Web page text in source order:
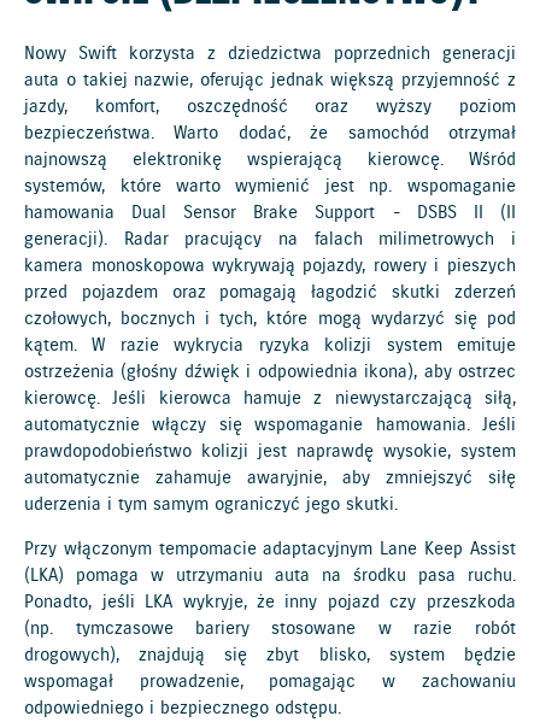
Nowy Swift korzysta z dziedzictwa poprzednich generacji
auta o takiej nazwie, oferując jednak większą przyjemność z
jazdy, komfort, oszczędność oraz wyższy poziom
bezpieczeństwa. Warto dodać, że samochód otrzymał
najnowszą elektronikę wspierającą kierowcę. Wśród
systemów, które warto wymienić jest np. wspomaganie
hamowania Dual Sensor Brake Support - DSBS II (II
generacji). Radar pracujący na falach milimetrowych i
kamera monoskopowa wykrywają pojazdy, rowery i pieszych
przed pojazdem oraz pomagają łagodzić skutki zderzeń
czołowych, bocznych i tych, które mogą wydarzyć się pod
kątem. W razie wykrycia ryzyka kolizji system emituje
ostrzeżenia (głośny dźwięk i odpowiednia ikona), aby ostrzec
kierowcę. Jeśli kierowca hamuje z niewystarczającą siłą,
automatycznie włączy się wspomaganie hamowania. Jeśli
prawdopodobieństwo kolizji jest naprawdę wysokie, system
automatycznie zahamuje awaryjnie, aby zmniejszyć siłę
uderzenia i tym samym ograniczyć jego skutki.
Przy włączonym tempomacie adaptacyjnym Lane Keep Assist
(LKA) pomaga w utrzymaniu auta na środku pasa ruchu.
Ponadto, jeśli LKA wykryje, że inny pojazd czy przeszkoda
(np. tymczasowe bariery stosowane w razie robót
drogowych), znajdują się zbyt blisko, system będzie
wspomagał prowadzenie, pomagając w zachowaniu
odpowiedniego i bezpiecznego odstępu.